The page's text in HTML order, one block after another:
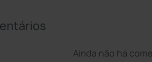
Ainda não há